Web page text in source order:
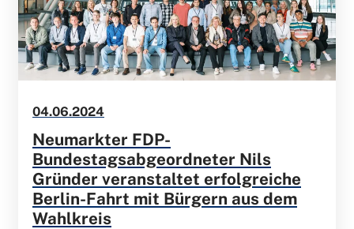
04.06.2024
Neumarkter FDP-
Bundestagsabgeordneter Nils
Gründer veranstaltet erfolgreiche
Berlin-Fahrt mit Bürgern aus dem
Wahlkreis